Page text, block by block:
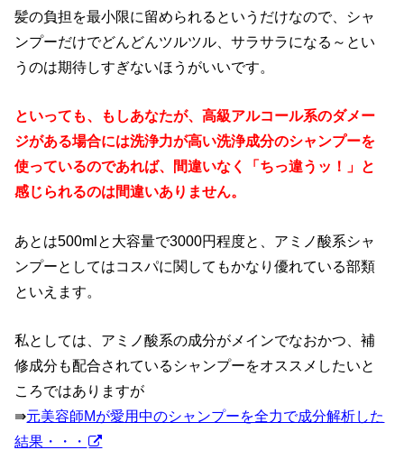
髪の負担を最小限に留められるというだけなので、シャ
ンプーだけでどんどんツルツル、サラサラになる～とい
うのは期待しすぎないほうがいいです。
といっても、もしあなたが、高級アルコール系のダメー
ジがある場合には洗浄力が高い洗浄成分のシャンプーを
使っているのであれば、間違いなく「ちっ違うッ！」と
感じられるのは間違いありません。
あとは500mlと大容量で3000円程度と、アミノ酸系シャ
ンプーとしてはコスパに関してもかなり優れている部類
といえます。
私としては、アミノ酸系の成分がメインでなおかつ、補
修成分も配合されているシャンプーをオススメしたいと
ころではありますが
⇛元美容師Mが愛用中のシャンプーを全力で成分解析した
結果・・・